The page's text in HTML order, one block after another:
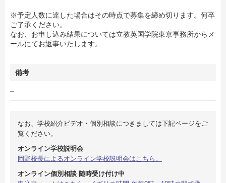
※予定人数に達した場合はその時点で募集を締め切ります。何卒
ご了承ください。
なお、お申し込み結果については立教英国学院東京事務所からメ
ールにてお返事いたします。
備考
–
なお、学校紹介ビデオ・個別相談につきましては下記ページをご
覧ください。
オンライン学校説明会
岡野校長によるオンライン学校説明会はこちら。
オンライン個別相談 随時受け付け中